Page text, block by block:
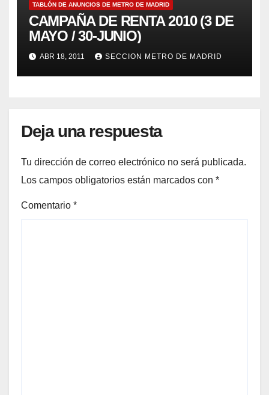
TABLÓN DE ANUNCIOS DE METRO DE MADRID
CAMPAÑA DE RENTA 2010 (3 DE
MAYO / 30-JUNIO)
ABR 18, 2011 SECCION METRO DE MADRID
Deja una respuesta
Tu dirección de correo electrónico no será publicada.
Los campos obligatorios están marcados con *
Comentario *